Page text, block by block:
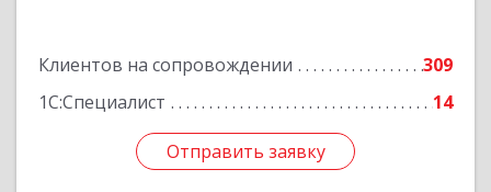
Клиентов на сопровождении
309
1С:Специалист
14
Отправить заявку
Отправить заявку